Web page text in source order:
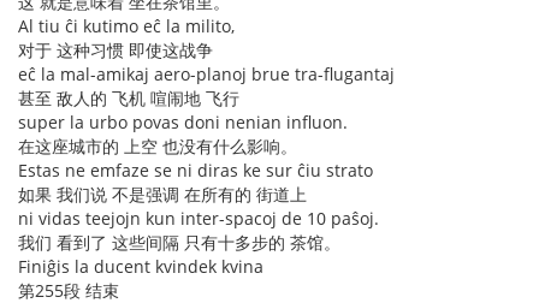
Al tiu ĉi kutimo eĉ la milito,
对于 这种习惯 即使这战争
eĉ la mal-amikaj aero-planoj brue tra-flugantaj
甚至 敌人的 飞机 喧闹地 飞行
super la urbo povas doni nenian influon.
在这座城市的 上空 也没有什么影响。
Estas ne emfaze se ni diras ke sur ĉiu strato
如果 我们说 不是强调 在所有的 街道上
ni vidas teejojn kun inter-spacoj de 10 paŝoj.
我们 看到了 这些间隔 只有十多步的 茶馆。
Finiĝis la ducent kvindek kvina
第255段 结束